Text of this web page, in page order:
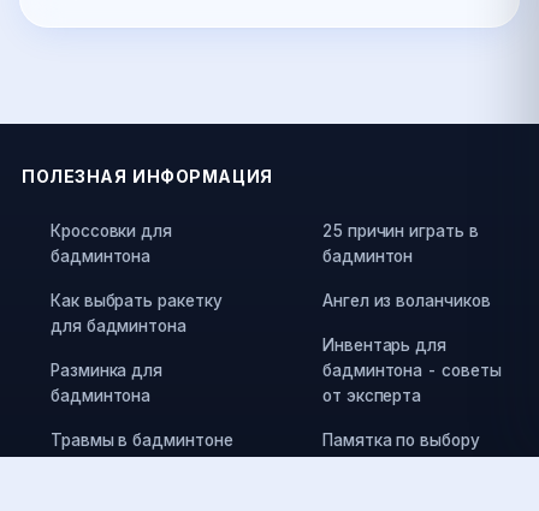
ПОЛЕЗНАЯ ИНФОРМАЦИЯ
Кроссовки для
бадминтона
Как выбрать ракетку
для бадминтона
Разминка для
бадминтона
Травмы в бадминтоне
25 причин играть в
бадминтон
Ангел из воланчиков
Инвентарь для
бадминтона - советы
от эксперта
Памятка по выбору